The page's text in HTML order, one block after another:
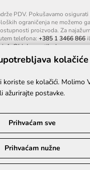
PDV. Pokušavamo
ograničenja ne možemo
proizvoda. Za
telefona: +385 1 3466 866
info@biokozmetika.hr.
Sva prava pridržana.
kolačiće
koriste se kolačići. Molimo
ažurirajte postavke.
Prihvaćam sve
Prihvaćam nužne